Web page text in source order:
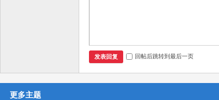
发表回复 回帖后跳转到最后一页
更多主题